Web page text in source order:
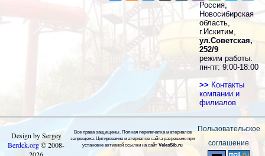
Россия,
Новосибирская
область,
г.Искитим,
ул.Советская,
252/9
режим работы:
пн-пт: 9:00-18:00
>> Контакты
компании и
филиалов
Design by Sergey
Berdck.org©2008-
Все права защищены. Полная перепечатка материалов
запрещена. Цитирование материалов сайта разрешено при
установке активной ссылки на сайт VelesSib.ru
Пользовательское
соглашение